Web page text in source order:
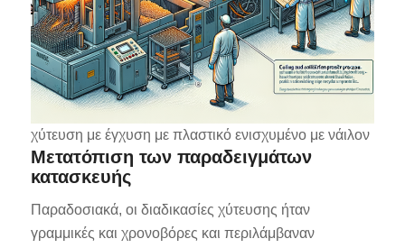
χύτευση με έγχυση με πλαστικό ενισχυμένο με νάιλον
Μετατόπιση των παραδειγμάτων
κατασκευής
Παραδοσιακά, οι διαδικασίες χύτευσης ήταν
γραμμικές και χρονοβόρες και περιλάμβαναν